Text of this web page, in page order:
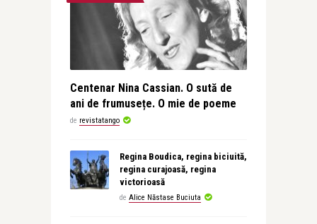
Centenar Nina Cassian. O sută de
ani de frumusețe. O mie de poeme
de revistatango
Regina Boudica, regina biciuită,
regina curajoasă, regina
victorioasă
de Alice Năstase Buciuta